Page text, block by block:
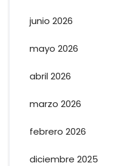
junio 2026
mayo 2026
abril 2026
marzo 2026
febrero 2026
diciembre 2025